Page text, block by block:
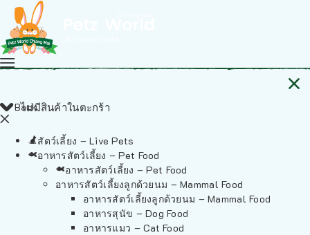
ไม่มีสินค้าในตะกร้า
Back
สัตว์เลี้ยง – Live Pets
อาหารสัตว์เลี้ยง – Pet Food
อาหารสัตว์เลี้ยง – Pet Food
อาหารสัตว์เลี้ยงลูกด้วยนม – Mammal Food
อาหารสัตว์เลี้ยงลูกด้วยนม – Mammal Food
อาหารสุนัข – Dog Food
อาหารแมว – Cat Food